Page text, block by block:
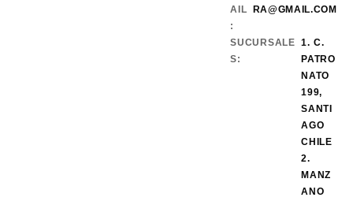
AIL
:
RA@GMAIL.COM
SUCURSALE
S:
1. C.
PATRO
NATO
199,
SANTI
AGO
CHILE
2.
MANZ
ANO